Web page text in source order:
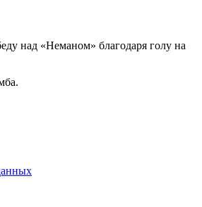
над «Неманом» благодаря голу на